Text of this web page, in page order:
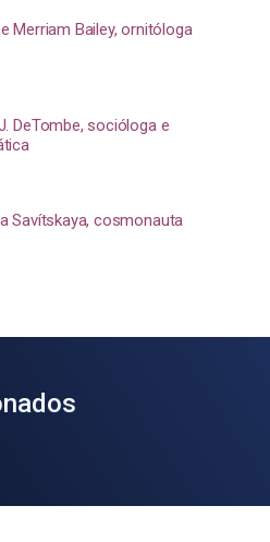
Merriam Bailey, ornitóloga
DeTombe, socióloga e
Savítskaya, cosmonauta